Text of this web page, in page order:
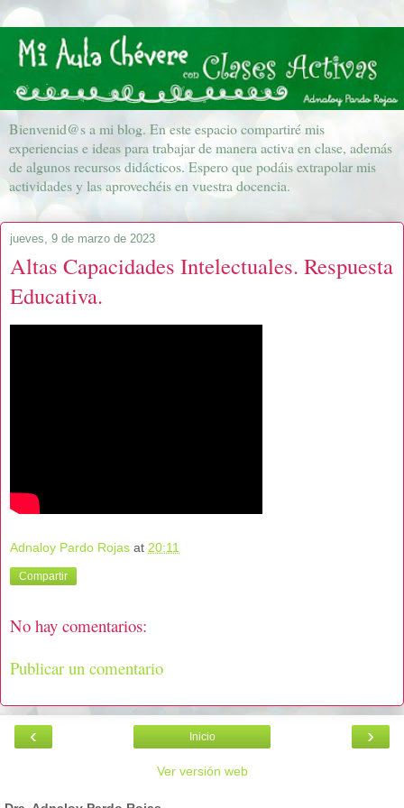
Bienvenid@s a mi blog. En este espacio compartiré mis
experiencias e ideas para trabajar de manera activa en clase, además
de algunos recursos didácticos. Espero que podáis extrapolar mis
actividades y las aprovechéis en vuestra docencia.
jueves, 9 de marzo de 2023
Altas Capacidades Intelectuales. Respuesta
Educativa.
Adnaloy Pardo Rojas at 20:11
Compartir
No hay comentarios:
Publicar un comentario
‹ ›
Inicio
Ver versión web